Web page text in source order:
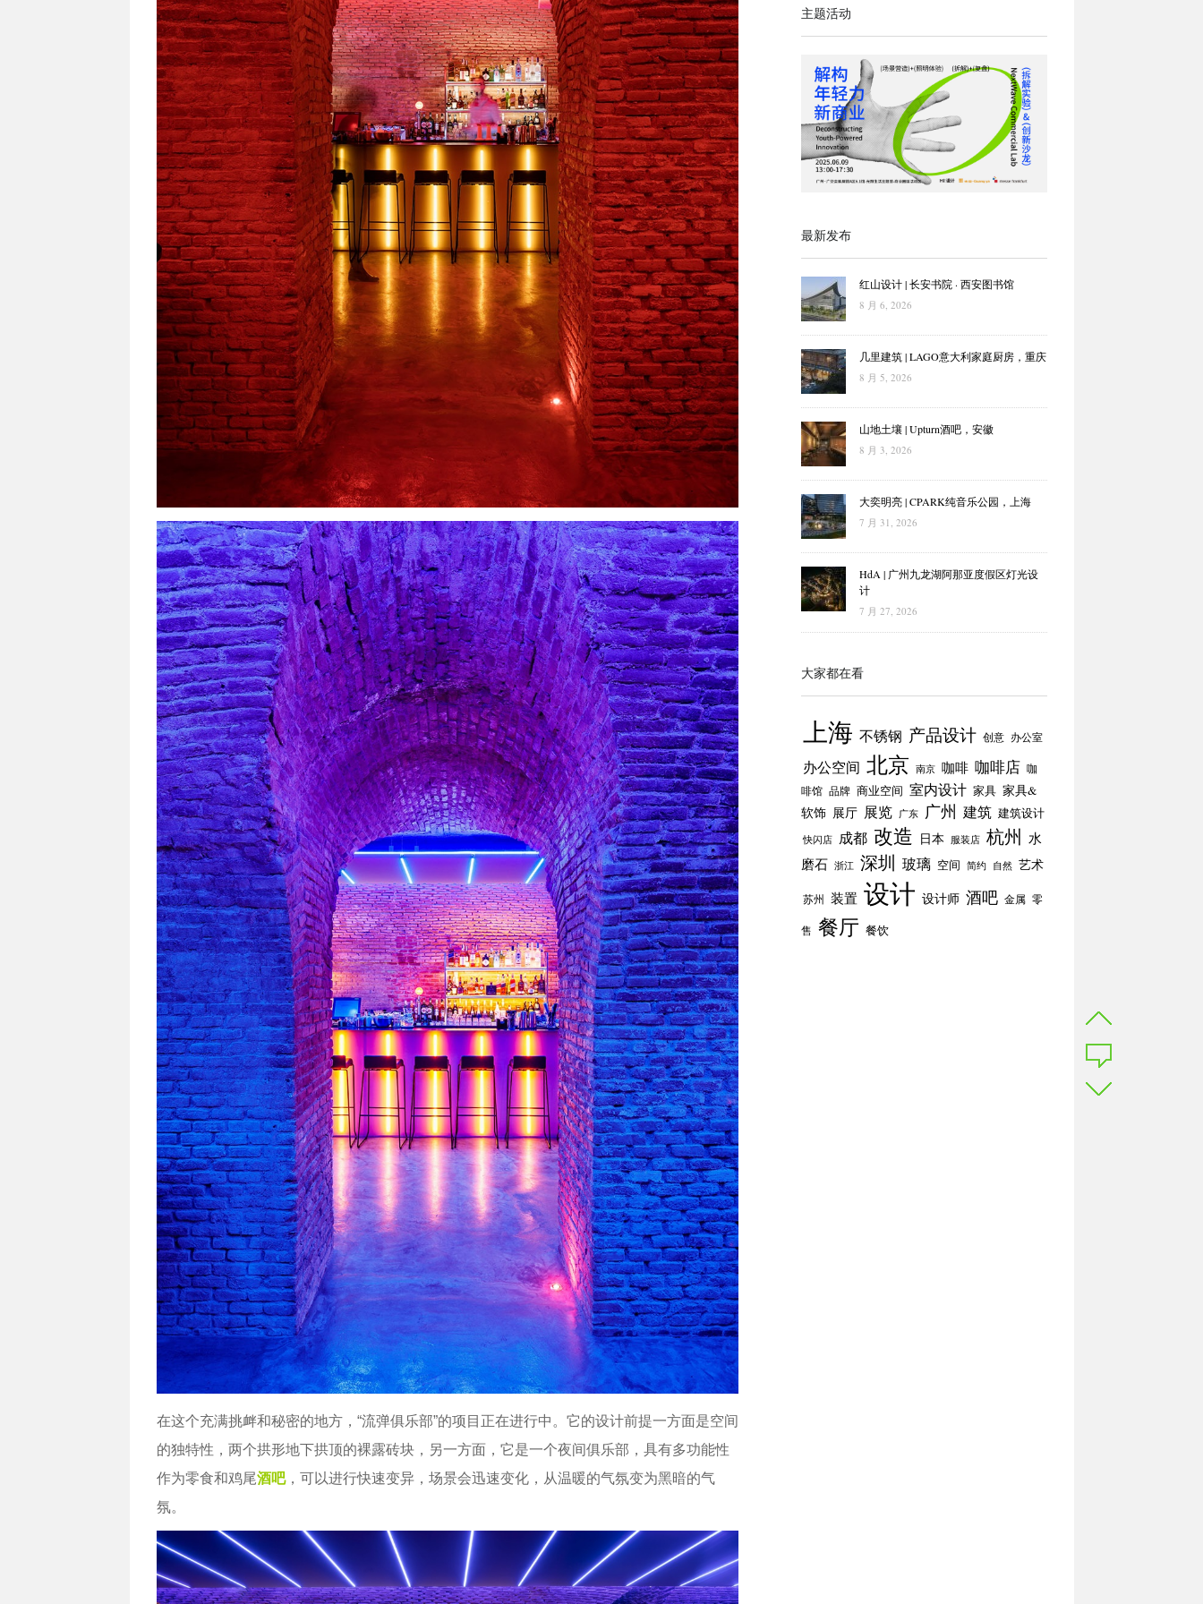
在这个充满挑衅和秘密的地方，“流弹俱乐部”的项目正在进行中。它的设计前提一方面是空间
的独特性，两个拱形地下拱顶的裸露砖块，另一方面，它是一个夜间俱乐部，具有多功能性
作为零食和鸡尾酒吧，可以进行快速变异，场景会迅速变化，从温暖的气氛变为黑暗的气
氛。
主题活动
最新发布
红山设计 | 长安书院 · 西安图书馆
8 月 6, 2026
几里建筑 | LAGO意大利家庭厨房，重庆
8 月 5, 2026
山地土壤 | Upturn酒吧，安徽
8 月 3, 2026
大奕明亮 | CPARK纯音乐公园，上海
7 月 31, 2026
HdA | 广州九龙湖阿那亚度假区灯光设
计
7 月 27, 2026
大家都在看
上海 不锈钢 产品设计 创意 办公室
办公空间 北京 南京 咖啡 咖啡店 咖
啡馆 品牌 商业空间 室内设计 家具 家具&
软饰 展厅 展览 广东 广州 建筑 建筑设计
快闪店 成都 改造 日本 服装店 杭州 水
磨石 浙江 深圳 玻璃 空间 简约 自然 艺术
苏州 装置 设计 设计师 酒吧 金属 零
售 餐厅 餐饮